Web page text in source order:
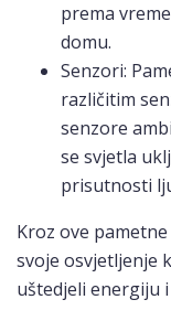
prema
domu.
Senzori:
različitim
senzore
se svjetla
prisutnosti
Kroz ove
svoje osvjetljenje
uštedjeli energiju